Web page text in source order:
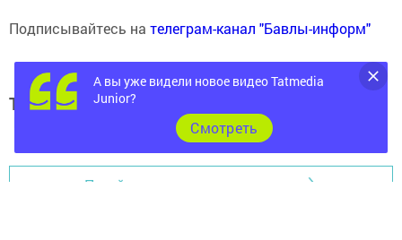
Подписывайтесь на телеграм-канал "Бавлы-информ"
Теги:
Перейти на страницу новости
А вы уже видели новое видео Tatmedia
Junior?
Cмотреть